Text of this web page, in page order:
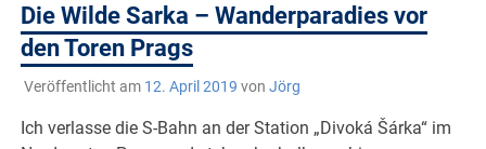
Die Wilde Sarka – Wanderparadies vor
den Toren Prags
Veröffentlicht am 12. April 2019 von Jörg
Ich verlasse die S-Bahn an der Station „Divoká Šárka“ im